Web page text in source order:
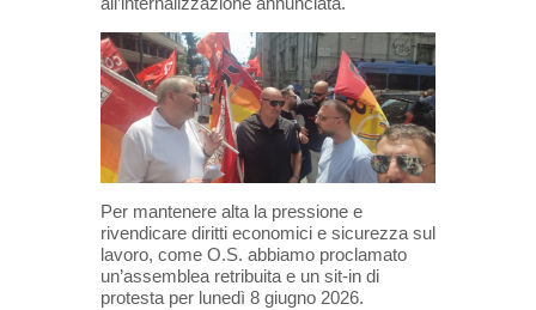
Per mantenere alta la pressione e
rivendicare diritti economici e sicurezza sul
lavoro, come O.S. abbiamo proclamato
un’assemblea retribuita e un sit-in di
protesta per lunedì 8 giugno 2026.